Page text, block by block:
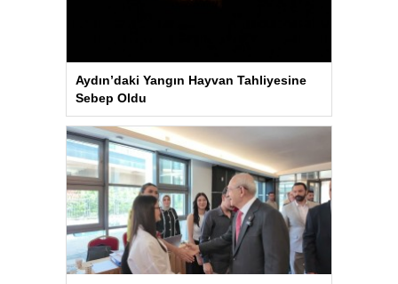
Aydın’daki Yangın Hayvan Tahliyesine
Sebep Oldu